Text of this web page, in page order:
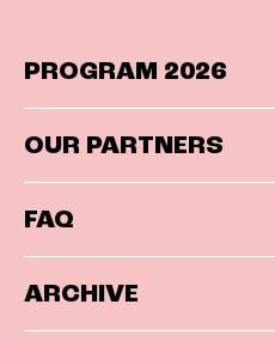
PROGRAM 2026
OUR PARTNERS
FAQ
ARCHIVE